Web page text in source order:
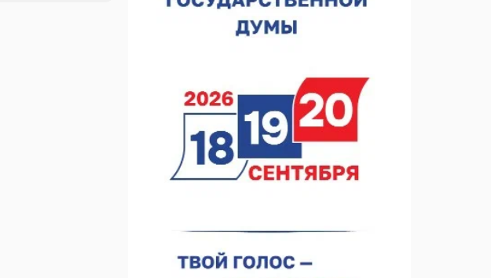
спортобъектов выросла на 28%
07.08.2026 12:15
07.08.2026 12:04
В Нижегородской области созданы четыре ММЦ
07.08.2026 11:46
телебашни